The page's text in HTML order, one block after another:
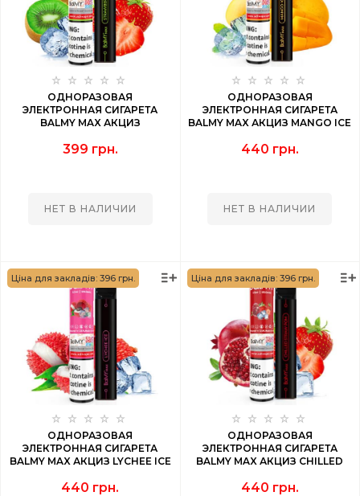
ОДНОРАЗОВАЯ
ЭЛЕКТРОННАЯ СИГАРЕТА
BALMY MAX АКЦИЗ
КИВИ) 1500 PUFF
399 грн.
НЕТ В НАЛИЧИИ
ОДНОРАЗОВАЯ
ЭЛЕКТРОННАЯ СИГАРЕТА
BALMY MAX АКЦИЗ MANGO ICE
440 грн.
НЕТ В НАЛИЧИИ
Ціна для закладів: 396 грн.
ОДНОРАЗОВАЯ
ЭЛЕКТРОННАЯ СИГАРЕТА
BALMY MAX АКЦИЗ LYCHEE ICE
440 грн.
Ціна для закладів: 396 грн.
ОДНОРАЗОВАЯ
ЭЛЕКТРОННАЯ СИГАРЕТА
BALMY MAX АКЦИЗ CHILLED
(КЛУБНИКА ГРАНАТ ЛЕД) 1500
440 грн.